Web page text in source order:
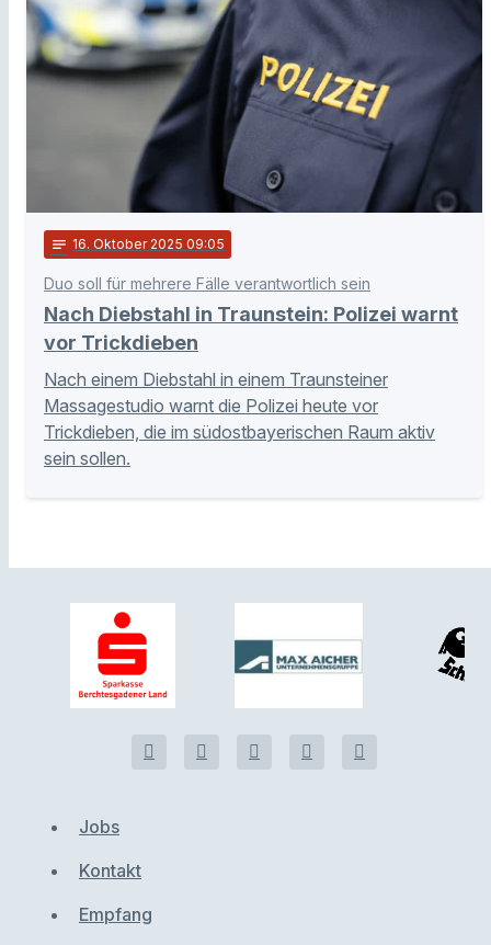
notes 16. Oktober 2025 09:05
Duo soll für mehrere Fälle verantwortlich sein
Nach Diebstahl in Traunstein: Polizei warnt
vor Trickdieben
Nach einem Diebstahl in einem Traunsteiner
Massagestudio warnt die Polizei heute vor
Trickdieben, die im südostbayerischen Raum aktiv
sein sollen.
Jobs
Kontakt
Empfang